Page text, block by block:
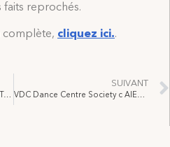
faits reprochés.
complète, cliquez ici..
Rosanna Mustari, Kevin Francis, Terence Thomas, Rodney Nembhard et Quincy Akande v SCFP section locale 79, 2022 CanLII 2433 (ON LRB), decision datée du 11 janvier, 2022
SUIVANT
VDC Dance Centre Society c AIEST 118 2023, date de décision 11 décembre 2023